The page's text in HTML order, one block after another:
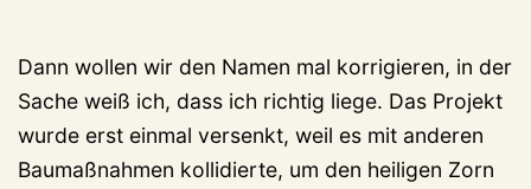
Dann wollen wir den Namen mal korrigieren, in der
Sache weiß ich, dass ich richtig liege. Das Projekt
wurde erst einmal versenkt, weil es mit anderen
Baumaßnahmen kollidierte, um den heiligen Zorn